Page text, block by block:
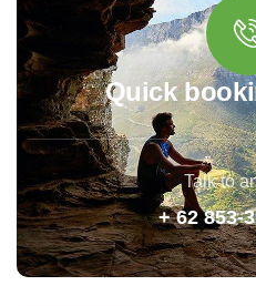
Quick
Talk to
+ 62 853-